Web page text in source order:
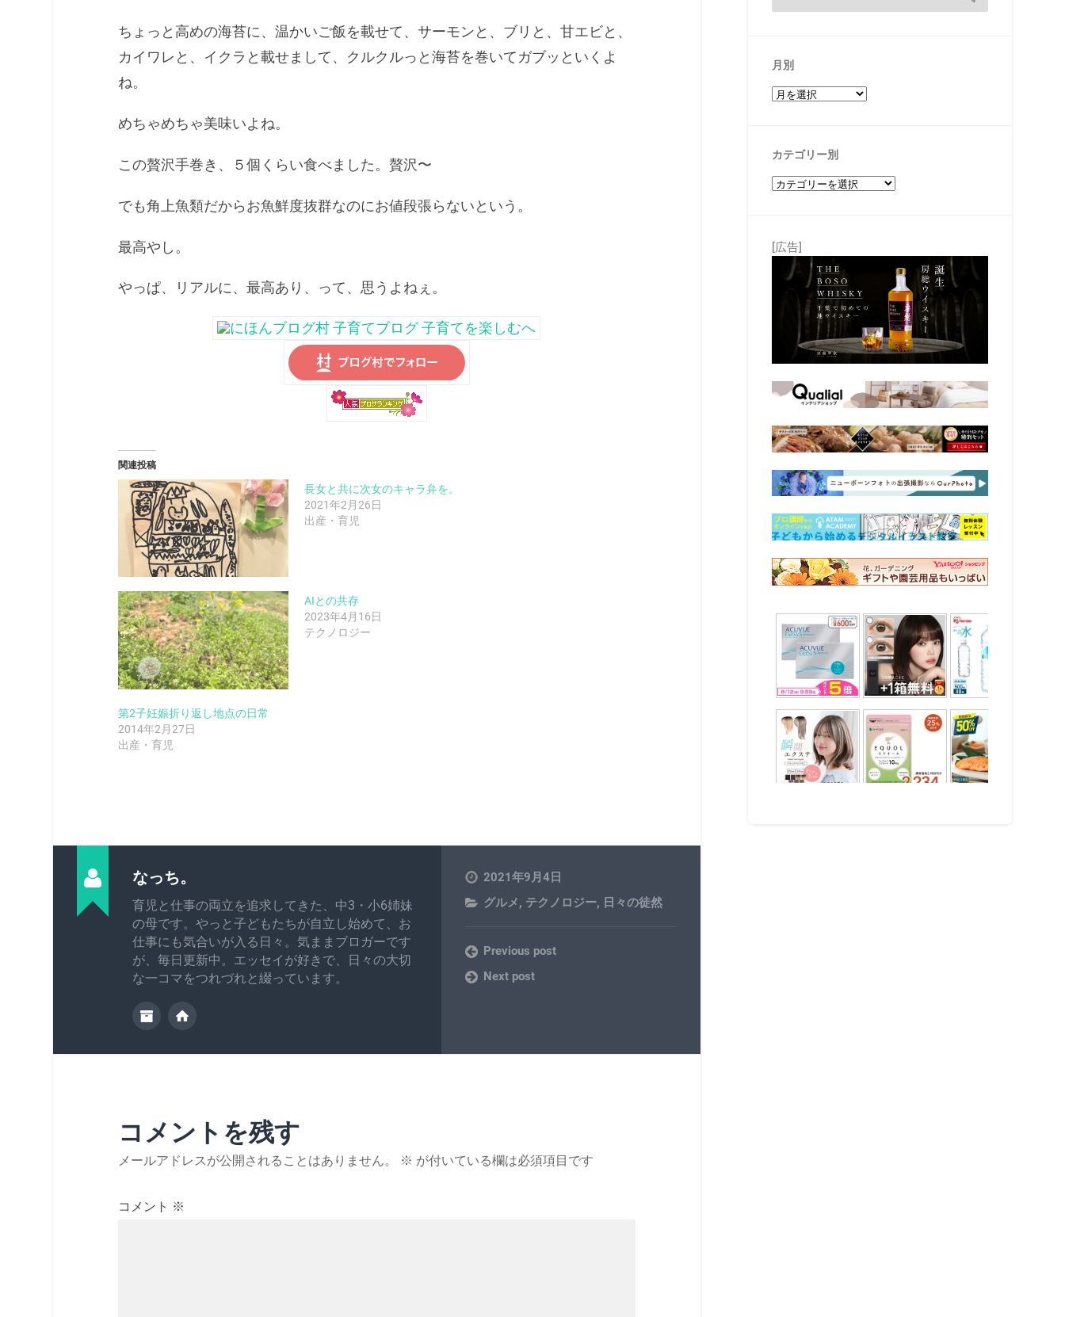
ちょっと高めの海苔に、温かいご飯を載せて、サーモンと、ブリと、甘エビと、
カイワレと、イクラと載せまして、クルクルっと海苔を巻いてガブッといくよ
ね。
めちゃめちゃ美味いよね。
この贅沢手巻き、５個くらい食べました。贅沢〜
でも角上魚類だからお魚鮮度抜群なのにお値段張らないという。
最高やし。
やっぱ、リアルに、最高あり、って、思うよねぇ。
関連投稿
長女と共に次女のキャラ弁を。
2021年2月26日
出産・育児
AIとの共存
2023年4月16日
テクノロジー
第2子妊娠折り返し地点の日常
2014年2月27日
出産・育児
なっち。
育児と仕事の両立を追求してきた、中3・小6姉妹
の母です。やっと子どもたちが自立し始めて、お
仕事にも気合いが入る日々。気ままブロガーです
が、毎日更新中。エッセイが好きで、日々の大切
な一コマをつれづれと綴っています。
2021年9月4日
グルメ, テクノロジー, 日々の徒然
Previous post
Next post
コメントを残す
メールアドレスが公開されることはありません。 ※ が付いている欄は必須項目です
コメント ※
月別
カテゴリー別
[広告]